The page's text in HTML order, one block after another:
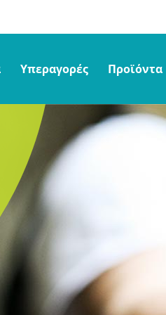
Υπεραγορές Προϊόντα